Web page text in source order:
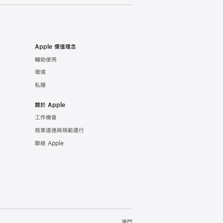
Apple 價值理念
輔助使用
環境
私隱
關於 Apple
工作機會
商業道德與規範遵行
聯絡 Apple